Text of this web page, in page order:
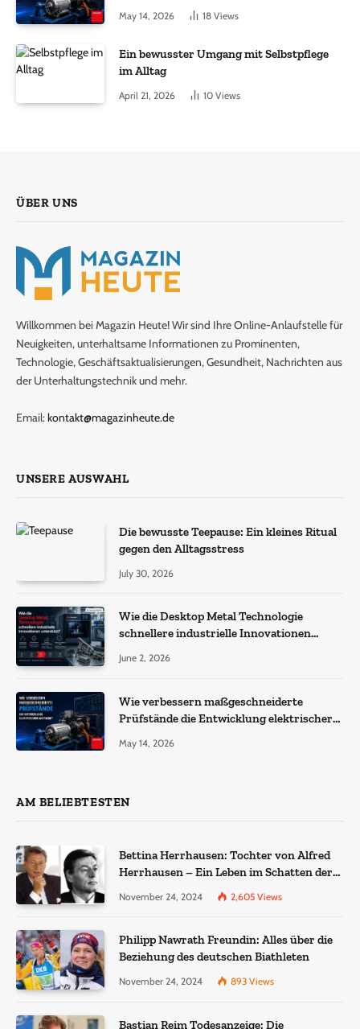
May 14, 2026 18 Views
Ein bewusster Umgang mit Selbstpflege
im Alltag
April 21, 2026 10 Views
ÜBER UNS
Willkommen bei Magazin Heute! Wir sind Ihre Online-Anlaufstelle für
Neuigkeiten, unterhaltsame Informationen zu Prominenten,
Technologie, Geschäftsaktualisierungen, Gesundheit, Nachrichten aus
der Unterhaltungstechnik und mehr.
Email:kontakt@magazinheute.de
UNSERE AUSWAHL
Die bewusste Teepause: Ein kleines Ritual
gegen den Alltagsstress
July 30, 2026
Wie die Desktop Metal Technologie
schnellere industrielle Innovationen
June 2, 2026
Wie verbessern maßgeschneiderte
Prüfstände die Entwicklung elektrischer
May 14, 2026
AM BELIEBTESTEN
Bettina Herrhausen: Tochter von Alfred
Herrhausen – Ein Leben im Schatten der
November 24, 2024 2,605 Views
Philipp Nawrath Freundin: Alles über die
Beziehung des deutschen Biathleten
November 24, 2024 893 Views
Bastian Reim Todesanzeige: Die